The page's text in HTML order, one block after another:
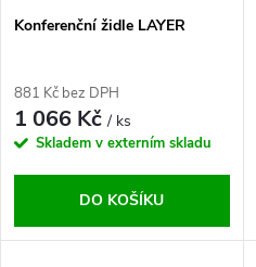
Konferenční židle LAYER
881 Kč bez DPH
1 066 Kč/ ks
Skladem v externím skladu
DO KOŠÍKU